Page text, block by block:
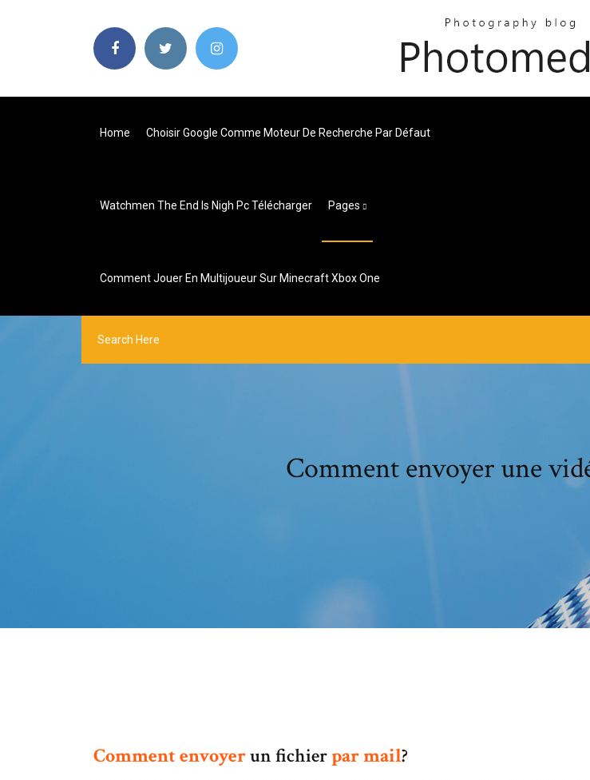
Home Choisir Google Comme Moteur De Recherche Par Défaut
Watchmen The End Is Nigh Pc Télécharger Pages
Comment Jouer En Multijoueur Sur Minecraft Xbox One
Comment envoyer une
Commentenvoyerun fichierparmail?